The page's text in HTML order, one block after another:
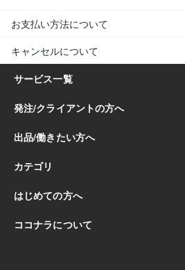
お支払い方法について
キャンセルについて